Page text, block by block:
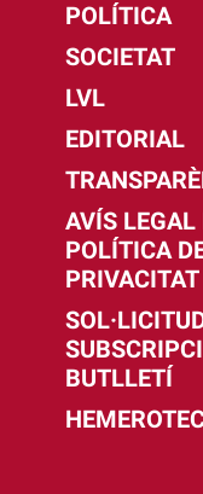
POLÍTICA
SOCIETAT
LVL
EDITORIAL
AVÍS LEGAL
POLÍTICA
PRIVACITAT
BUTLLETÍ